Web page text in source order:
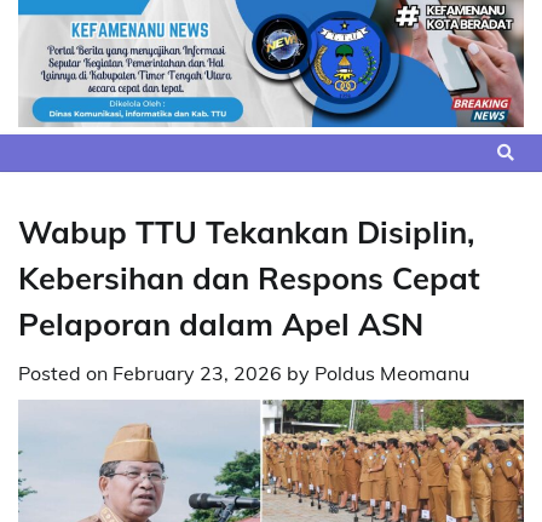
Skip
content
Wabup TTU Tekankan Disiplin,
Kebersihan dan Respons Cepat
Pelaporan dalam Apel ASN
Posted on February 23, 2026 by Poldus Meomanu